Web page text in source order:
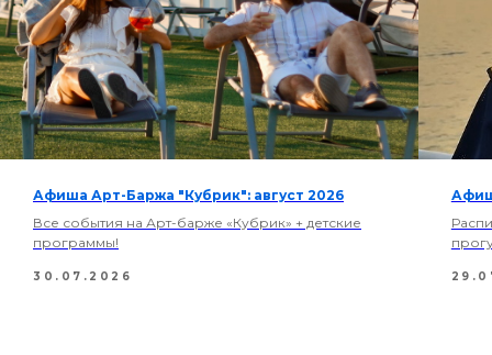
Афиша Арт-Баржа "Кубрик": август 2026
Все события на Арт-барже «Кубрик» + детские
программы!
30.07.2026